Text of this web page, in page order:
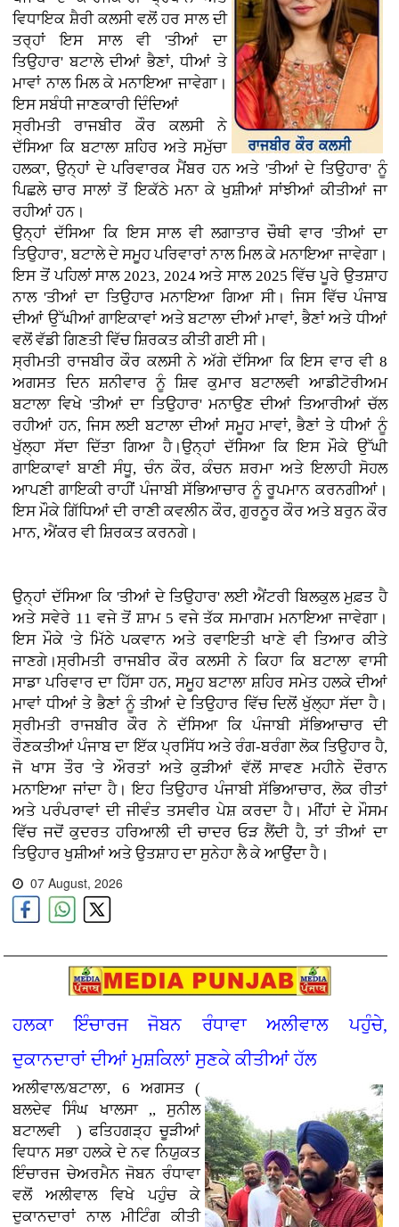
ਵਿਧਾਇਕ ਸ਼ੈਰੀ ਕਲਸੀ ਵਲੋਂ ਹਰ ਸਾਲ ਦੀ
ਤਰ੍ਹਾਂ ਇਸ ਸਾਲ ਵੀ 'ਤੀਆਂ ਦਾ
ਤਿਉਹਾਰ' ਬਟਾਲੇ ਦੀਆਂ ਭੈਣਾਂ, ਧੀਆਂ ਤੇ
ਮਾਵਾਂ ਨਾਲ ਮਿਲ ਕੇ ਮਨਾਇਆ ਜਾਵੇਗਾ।
ਇਸ ਸਬੰਧੀ ਜਾਣਕਾਰੀ ਦਿੰਦਿਆਂ
ਸ੍ਰੀਮਤੀ ਰਾਜਬੀਰ ਕੌਰ ਕਲਸੀ ਨੇ
ਦੱਸਿਆ ਕਿ ਬਟਾਲਾ ਸ਼ਹਿਰ ਅਤੇ ਸਮੁੱਚਾ
ਹਲਕਾ, ਉਨ੍ਹਾਂ ਦੇ ਪਰਿਵਾਰਕ ਮੈਂਬਰ ਹਨ ਅਤੇ 'ਤੀਆਂ ਦੇ ਤਿਉਹਾਰ' ਨੂੰ
ਪਿਛਲੇ ਚਾਰ ਸਾਲਾਂ ਤੋਂ ਇਕੱਠੇ ਮਨਾ ਕੇ ਖੁਸ਼ੀਆਂ ਸਾਂਝੀਆਂ ਕੀਤੀਆਂ ਜਾ
ਰਹੀਆਂ ਹਨ।
ਉਨ੍ਹਾਂ ਦੱਸਿਆ ਕਿ ਇਸ ਸਾਲ ਵੀ ਲਗਾਤਾਰ ਚੌਥੀ ਵਾਰ 'ਤੀਆਂ ਦਾ
ਤਿਉਹਾਰ', ਬਟਾਲੇ ਦੇ ਸਮੂਹ ਪਰਿਵਾਰਾਂ ਨਾਲ ਮਿਲ ਕੇ ਮਨਾਇਆ ਜਾਵੇਗਾ।
ਇਸ ਤੋਂ ਪਹਿਲਾਂ ਸਾਲ 2023, 2024 ਅਤੇ ਸਾਲ 2025 ਵਿੱਚ ਪੂਰੇ ਉਤਸ਼ਾਹ
ਨਾਲ 'ਤੀਆਂ ਦਾ ਤਿਉਹਾਰ ਮਨਾਇਆ ਗਿਆ ਸੀ। ਜਿਸ ਵਿੱਚ ਪੰਜਾਬ
ਦੀਆਂ ਉੱਘੀਆਂ ਗਾਇਕਾਵਾਂ ਅਤੇ ਬਟਾਲਾ ਦੀਆਂ ਮਾਵਾਂ, ਭੈਣਾਂ ਅਤੇ ਧੀਆਂ
ਵਲੋਂ ਵੱਡੀ ਗਿਣਤੀ ਵਿੱਚ ਸ਼ਿਰਕਤ ਕੀਤੀ ਗਈ ਸੀ।
ਸ੍ਰੀਮਤੀ ਰਾਜਬੀਰ ਕੌਰ ਕਲਸੀ ਨੇ ਅੱਗੇ ਦੱਸਿਆ ਕਿ ਇਸ ਵਾਰ ਵੀ 8
ਅਗਸਤ ਦਿਨ ਸ਼ਨੀਵਾਰ ਨੂੰ ਸ਼ਿਵ ਕੁਮਾਰ ਬਟਾਲਵੀ ਆਡੀਟੋਰੀਅਮ
ਬਟਾਲਾ ਵਿਖੇ 'ਤੀਆਂ ਦਾ ਤਿਉਹਾਰ' ਮਨਾਉਣ ਦੀਆਂ ਤਿਆਰੀਆਂ ਚੱਲ
ਰਹੀਆਂ ਹਨ, ਜਿਸ ਲਈ ਬਟਾਲਾ ਦੀਆਂ ਸਮੂਹ ਮਾਵਾਂ, ਭੈਣਾਂ ਤੇ ਧੀਆਂ ਨੂੰ
ਖੁੱਲ੍ਹਾ ਸੱਦਾ ਦਿੱਤਾ ਗਿਆ ਹੈ।ਉਨ੍ਹਾਂ ਦੱਸਿਆ ਕਿ ਇਸ ਮੌਕੇ ਉੱਘੀ
ਗਾਇਕਾਵਾਂ ਬਾਣੀ ਸੰਧੂ, ਚੰਨ ਕੌਰ, ਕੰਚਨ ਸ਼ਰਮਾ ਅਤੇ ਇਲਾਹੀ ਸੋਹਲ
ਆਪਣੀ ਗਾਇਕੀ ਰਾਹੀਂ ਪੰਜਾਬੀ ਸੱਭਿਆਚਾਰ ਨੂੰ ਰੂਪਮਾਨ ਕਰਨਗੀਆਂ।
ਇਸ ਮੌਕੇ ਗਿੱਧਿਆਂ ਦੀ ਰਾਣੀ ਕਵਲੀਨ ਕੌਰ, ਗੁਰਨੂਰ ਕੌਰ ਅਤੇ ਬਰੁਨ ਕੌਰ
ਮਾਨ, ਐਂਕਰ ਵੀ ਸ਼ਿਰਕਤ ਕਰਨਗੇ।
ਉਨ੍ਹਾਂ ਦੱਸਿਆ ਕਿ 'ਤੀਆਂ ਦੇ ਤਿਉਹਾਰ' ਲਈ ਐਂਟਰੀ ਬਿਲਕੁਲ ਮੁਫ਼ਤ ਹੈ
ਅਤੇ ਸਵੇਰੇ 11 ਵਜੇ ਤੋਂ ਸ਼ਾਮ 5 ਵਜੇ ਤੱਕ ਸਮਾਗਮ ਮਨਾਇਆ ਜਾਵੇਗਾ।
ਇਸ ਮੌਕੇ 'ਤੇ ਮਿੱਠੇ ਪਕਵਾਨ ਅਤੇ ਰਵਾਇਤੀ ਖਾਣੇ ਵੀ ਤਿਆਰ ਕੀਤੇ
ਜਾਣਗੇ।ਸ੍ਰੀਮਤੀ ਰਾਜਬੀਰ ਕੌਰ ਕਲਸੀ ਨੇ ਕਿਹਾ ਕਿ ਬਟਾਲਾ ਵਾਸੀ
ਸਾਡਾ ਪਰਿਵਾਰ ਦਾ ਹਿੱਸਾ ਹਨ, ਸਮੂਹ ਬਟਾਲਾ ਸ਼ਹਿਰ ਸਮੇਤ ਹਲਕੇ ਦੀਆਂ
ਮਾਵਾਂ ਧੀਆਂ ਤੇ ਭੈਣਾਂ ਨੂੰ ਤੀਆਂ ਦੇ ਤਿਉਹਾਰ ਵਿੱਚ ਦਿਲੋਂ ਖੁੱਲ੍ਹਾ ਸੱਦਾ ਹੈ।
ਸ੍ਰੀਮਤੀ ਰਾਜਬੀਰ ਕੌਰ ਨੇ ਦੱਸਿਆ ਕਿ ਪੰਜਾਬੀ ਸੱਭਿਆਚਾਰ ਦੀ
ਰੌਣਕਤੀਆਂ ਪੰਜਾਬ ਦਾ ਇੱਕ ਪ੍ਰਸਿੱਧ ਅਤੇ ਰੰਗ-ਬਰੰਗਾ ਲੋਕ ਤਿਉਹਾਰ ਹੈ,
ਜੋ ਖਾਸ ਤੌਰ 'ਤੇ ਔਰਤਾਂ ਅਤੇ ਕੁੜੀਆਂ ਵੱਲੋਂ ਸਾਵਣ ਮਹੀਨੇ ਦੌਰਾਨ
ਮਨਾਇਆ ਜਾਂਦਾ ਹੈ। ਇਹ ਤਿਉਹਾਰ ਪੰਜਾਬੀ ਸੱਭਿਆਚਾਰ, ਲੋਕ ਰੀਤਾਂ
ਅਤੇ ਪਰੰਪਰਾਵਾਂ ਦੀ ਜੀਵੰਤ ਤਸਵੀਰ ਪੇਸ਼ ਕਰਦਾ ਹੈ। ਮੀਂਹਾਂ ਦੇ ਮੌਸਮ
ਵਿੱਚ ਜਦੋਂ ਕੁਦਰਤ ਹਰਿਆਲੀ ਦੀ ਚਾਦਰ ਓੜ ਲੈਂਦੀ ਹੈ, ਤਾਂ ਤੀਆਂ ਦਾ
ਤਿਉਹਾਰ ਖੁਸ਼ੀਆਂ ਅਤੇ ਉਤਸ਼ਾਹ ਦਾ ਸੁਨੇਹਾ ਲੈ ਕੇ ਆਉਂਦਾ ਹੈ।
07 August, 2026
ਹਲਕਾ ਇੰਚਾਰਜ ਜੋਬਨ ਰੰਧਾਵਾ ਅਲੀਵਾਲ ਪਹੁੰਚੇ,
ਦੁਕਾਨਦਾਰਾਂ ਦੀਆਂ ਮੁਸ਼ਕਿਲਾਂ ਸੁਣਕੇ ਕੀਤੀਆਂ ਹੱਲ
ਅਲੀਵਾਲ/ਬਟਾਲਾ, 6 ਅਗਸਤ (
ਬਲਦੇਵ ਸਿੰਘ ਖਾਲਸਾ ,, ਸੁਨੀਲ
ਬਟਾਲਵੀ ) ਫਤਿਹਗੜ੍ਹ ਚੂੜੀਆਂ
ਵਿਧਾਨ ਸਭਾ ਹਲਕੇ ਦੇ ਨਵ ਨਿਯੁਕਤ
ਇੰਚਾਰਜ ਚੇਅਰਮੈਨ ਜੋਬਨ ਰੰਧਾਵਾ
ਵਲੋਂ ਅਲੀਵਾਲ ਵਿਖੇ ਪਹੁੰਚ ਕੇ
ਦੁਕਾਨਦਾਰਾਂ ਨਾਲ ਮੀਟਿੰਗ ਕੀਤੀ